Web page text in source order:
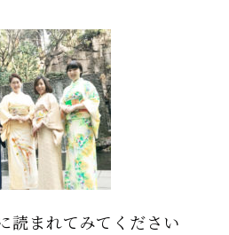
読まれてみてください